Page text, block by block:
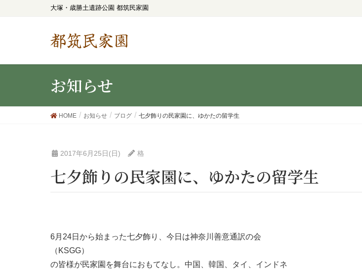
大塚・歳勝土遺跡公園 都筑民家園
都筑民家園
お知らせ
HOME お知らせ ブログ 七夕飾りの民家園に、ゆかたの留学生
2017年6月25日(日) 格
七夕飾りの民家園に、ゆかたの留学生
6月24日から始まった七夕飾り、今日は神奈川善意通訳の会
（KSGG）
の皆様が民家園を舞台におもてなし。中国、韓国、タイ、インドネ